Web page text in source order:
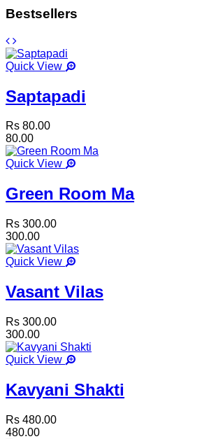
Bestsellers
Quick View
Saptapadi
Rs 80.00
80.00
Quick View
Green Room Ma
Rs 300.00
300.00
Quick View
Vasant Vilas
Rs 300.00
300.00
Quick View
Kavyani Shakti
Rs 480.00
480.00